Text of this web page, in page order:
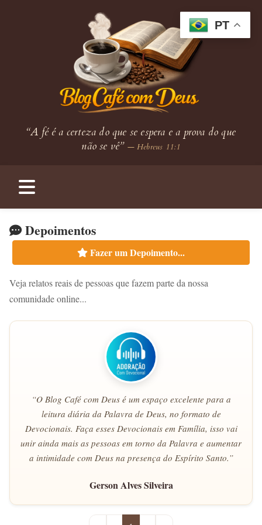
PT
“A fé é a certeza do que se espera e a prova do que
não se vê” — Hebreus 11:1
Depoimentos
Fazer um Depoimento...
Veja relatos reais de pessoas que fazem parte da nossa
comunidade online...
“O Blog Café com Deus é um espaço excelente para a
leitura diária da Palavra de Deus, no formato de
Devocionais. Faça esses Devocionais em Família, isso vai
unir ainda mais as pessoas em torno da Palavra e aumentar
a intimidade com Deus na presença do Espírito Santo.”
Gerson Alves Silveira